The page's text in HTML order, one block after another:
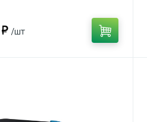
/шт